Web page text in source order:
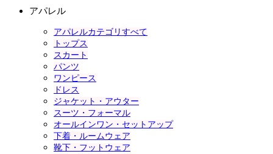
アパレル
アパレルカテゴリすべて
トップス
スカート
パンツ
ワンピース
ドレス
ジャケット・アウター
スーツ・フォーマル
オールインワン・セットアップ
下着・ルームウェア
靴下・フットウェア